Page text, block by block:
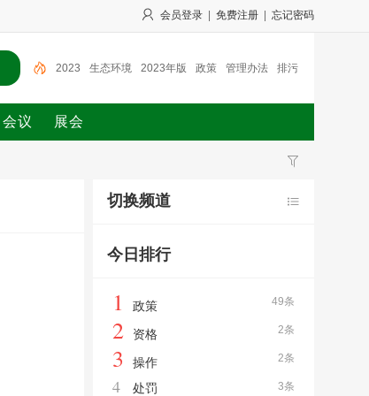
会员登录 免费注册 忘记密码
2023 生态环境 2023年版 政策 管理办法 排污
许可 生态环境部 自愿减排 温室气体 行政处罚
会议 展会
切换频道
今日排行
49条
1 政策
2条
2 资格
2条
3 操作
3条
4 处罚